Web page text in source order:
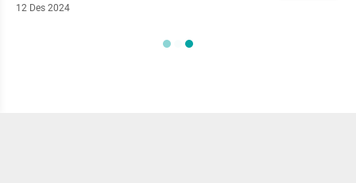
12 Des 2024